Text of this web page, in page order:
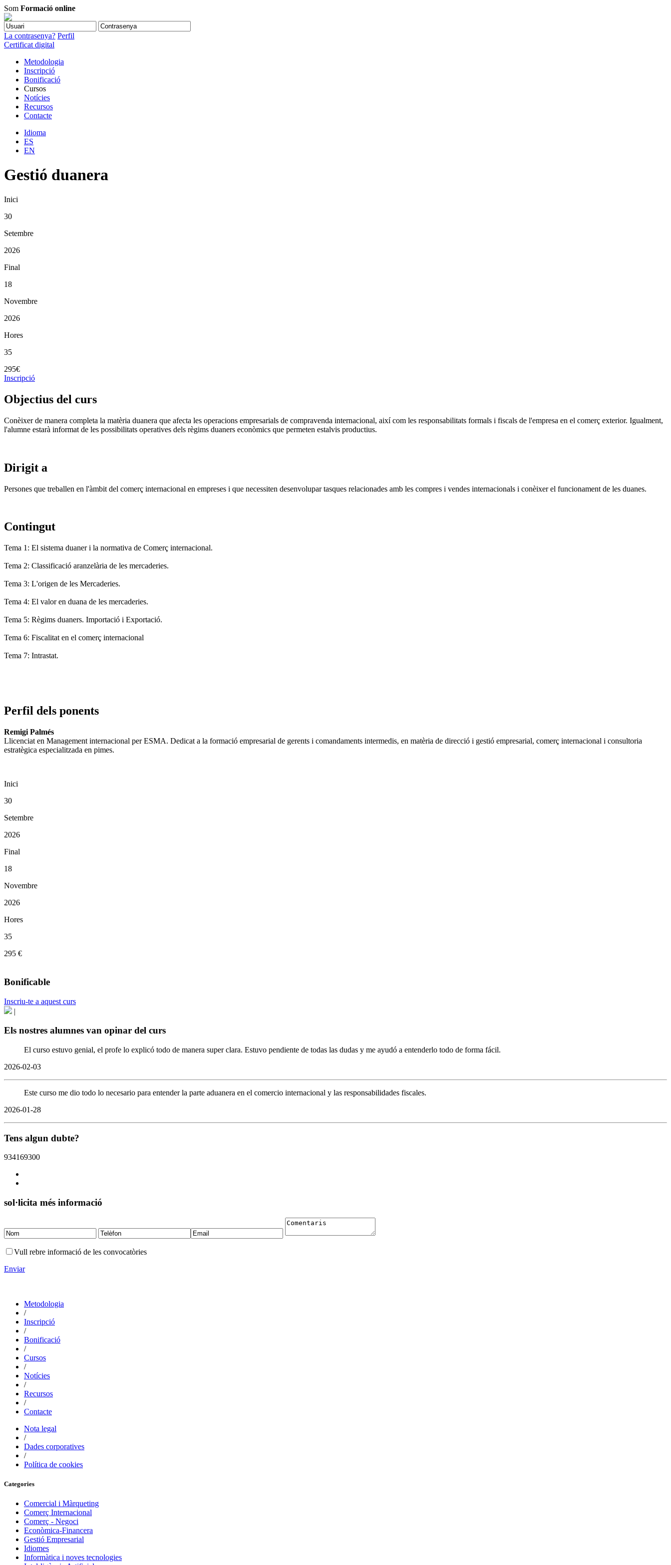
Som Formació online
La contrasenya? Perfil
Certificat digital
Metodologia
Inscripció
Bonificació
Cursos
Notícies
Recursos
Contacte
Idioma
ES
EN
Gestió duanera
Inici
30
Setembre
2026
Final
18
Novembre
2026
Hores
35
295€
Inscripció
Objectius del curs
Conèixer de manera completa la matèria duanera que afecta les operacions empresarials de compravenda internacional, així com les responsabilitats formals i fiscals de l'empresa en el comerç exterior. Igualment,
l'alumne estarà informat de les possibilitats operatives dels règims duaners econòmics que permeten estalvis productius.
Dirigit a
Persones que treballen en l'àmbit del comerç internacional en empreses i que necessiten desenvolupar tasques relacionades amb les compres i vendes internacionals i conèixer el funcionament de les duanes.
Contingut
Tema 1: El sistema duaner i la normativa de Comerç internacional.
Tema 2: Classificació aranzelària de les mercaderies.
Tema 3: L'origen de les Mercaderies.
Tema 4: El valor en duana de les mercaderies.
Tema 5: Règims duaners. Importació i Exportació.
Tema 6: Fiscalitat en el comerç internacional
Tema 7: Intrastat.
Perfil dels ponents
Remigi Palmés
Llicenciat en Management internacional per ESMA. Dedicat a la formació empresarial de gerents i comandaments intermedis, en matèria de direcció i gestió empresarial, comerç internacional i consultoria
estratègica especialitzada en pimes.
Inici
30
Setembre
2026
Final
18
Novembre
2026
Hores
35
295 €
Bonificable
Inscriu-te a aquest curs
|
Els nostres alumnes van opinar del curs
El curso estuvo genial, el profe lo explicó todo de manera super clara. Estuvo pendiente de todas las dudas y me ayudó a entenderlo todo de forma fácil.
2026-02-03
Este curso me dio todo lo necesario para entender la parte aduanera en el comercio internacional y las responsabilidades fiscales.
2026-01-28
Tens algun dubte?
934169300
sol·licita més informació
Vull rebre informació de les convocatòries
Enviar
Metodologia
/
Inscripció
/
Bonificació
/
Cursos
/
Notícies
/
Recursos
/
Contacte
Nota legal
/
Dades corporatives
/
Política de cookies
Categories
Comercial i Màrqueting
Comerç Internacional
Comerç - Negoci
Econòmica-Financera
Gestió Empresarial
Idiomes
Informàtica i noves tecnologies